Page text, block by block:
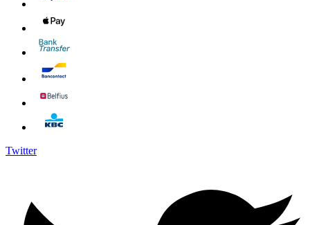
Twitter